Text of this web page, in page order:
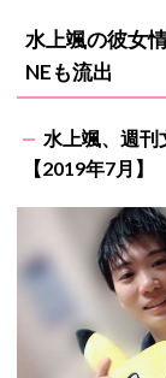
水上颯の彼女
NEも流出
水上颯、週刊
【2019年7月】